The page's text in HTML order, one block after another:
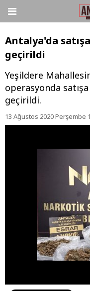
Antalya'da
geçirildi
Yeşildere
operasyonda
geçirildi.
13 Ağustos 2020 Perşembe